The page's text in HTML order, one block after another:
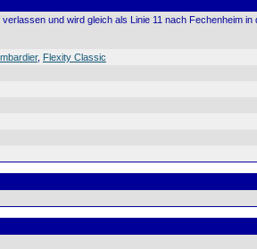
und wird gleich als Linie 11 nach Fechenheim
, Flexity Classic